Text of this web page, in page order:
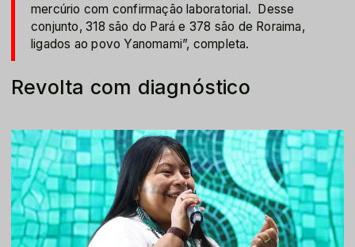
mercúrio com confirmação laboratorial. Desse
conjunto, 318 são do Pará e 378 são de Roraima,
ligados ao povo Yanomami”, completa.
Revolta com diagnóstico